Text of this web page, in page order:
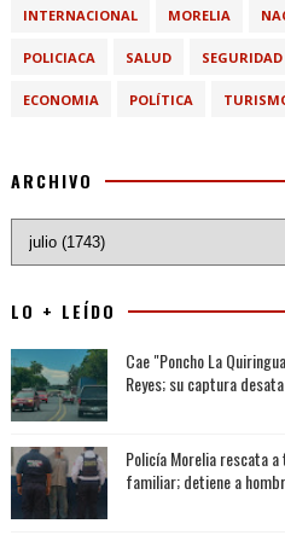
INTERNACIONAL MORELIA
POLICIACA SALUD SEGURIDAD
ECONOMIA POLÍTICA
ARCHIVO
LO + LEÍDO
Cae "Poncho La
Reyes; su captura
Policía Morelia rescata
familiar; detiene a